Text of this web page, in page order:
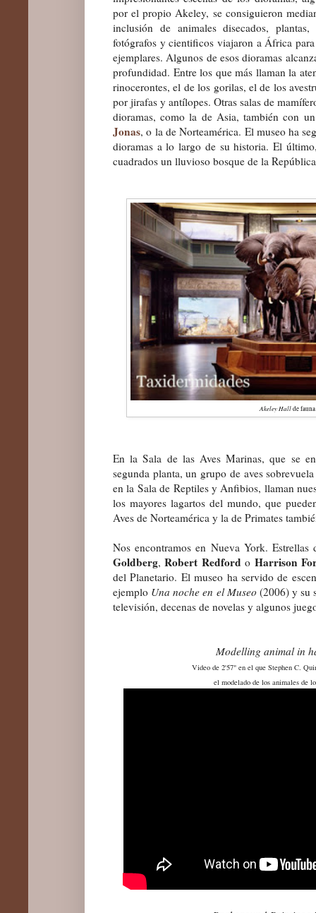
por el propio Akeley, se consiguieron
inclusión de animales disecados,
fotógrafos y cientificos viajaron a África
ejemplares. Algunos de esos dioramas
profundidad. Entre los que más llaman la
rinocerontes, el de los gorilas, el de los
por jirafas y antílopes. Otras salas de
dioramas, como la de Asia, también con
Jonas, o la de Norteamérica. El museo ha
dioramas a lo largo de su historia. El
cuadrados un lluvioso bosque de la
Akeley Hallde
En la Sala de lasAves Marinas, que se
segunda planta,un grupo de aves
en la Sala de Reptiles y Anfibios, llaman
los mayores lagartos del mundo, que
Aves de Norteamérica y la de Primates
Nos encontramos en Nueva York.
Goldberg,Robert Redford o Harrison
del Planetario. El museo ha servido de
ejemplo Una noche en el Museo (2006) y su
televisión, decenas de novelas y algunos
Modelling animal in
Video de 2'57" en el que Stephen C.
el modelado de los animales de